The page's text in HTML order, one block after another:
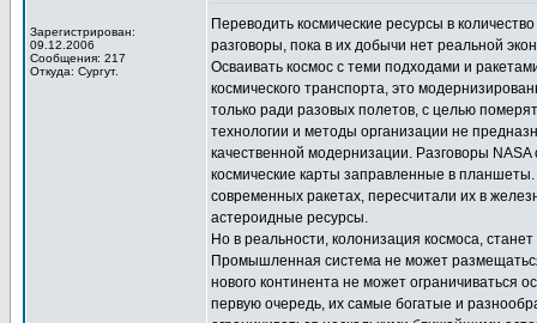
Зарегистрирован:
09.12.2006
Сообщения: 217
Откуда: Сургут.
Переводить космические ресурсы в
разговоры, пока в их добычи нет реальной
Осваивать космос с теми подходами и
космического транспорта, это
только ради разовых полетов, с целью
технологии и методы организации не
качественной модернизации. Разговоры
космические карты заправленные в
современных ракетах, пересчитали их в
астероидные ресурсы.
Но в реальности, колонизация космоса,
Промышленная система не может
нового континента не может ограничиваться
первую очередь, их самые богатые и